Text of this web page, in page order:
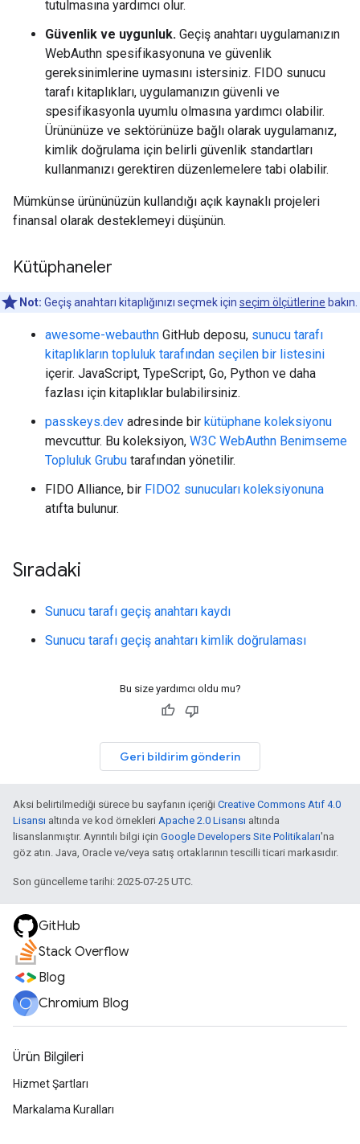
tutulmasına yardımcı olur.
Güvenlik ve uygunluk. Geçiş anahtarı uygulamanızın
WebAuthn spesifikasyonuna ve güvenlik
gereksinimlerine uymasını istersiniz. FIDO sunucu
tarafı kitaplıkları, uygulamanızın güvenli ve
spesifikasyonla uyumlu olmasına yardımcı olabilir.
Ürününüze ve sektörünüze bağlı olarak uygulamanız,
kimlik doğrulama için belirli güvenlik standartları
kullanmanızı gerektiren düzenlemelere tabi olabilir.
Mümkünse ürününüzün kullandığı açık kaynaklı projeleri
finansal olarak desteklemeyi düşünün.
Kütüphaneler
Not: Geçiş anahtarı kitaplığınızı seçmek için seçim ölçütlerine bakın.
awesome-webauthn GitHub deposu, sunucu tarafı
kitaplıkların topluluk tarafından seçilen bir listesini
içerir. JavaScript, TypeScript, Go, Python ve daha
fazlası için kitaplıklar bulabilirsiniz.
passkeys.dev adresinde bir kütüphane koleksiyonu
mevcuttur. Bu koleksiyon, W3C WebAuthn Benimseme
Topluluk Grubu tarafından yönetilir.
FIDO Alliance, bir FIDO2 sunucuları koleksiyonuna
atıfta bulunur.
Sıradaki
Sunucu tarafı geçiş anahtarı kaydı
Sunucu tarafı geçiş anahtarı kimlik doğrulaması
Bu size yardımcı oldu mu?
Geri bildirim gönderin
Aksi belirtilmediği sürece bu sayfanın içeriği Creative Commons Atıf 4.0
Lisansı altında ve kod örnekleri Apache 2.0 Lisansı altında
lisanslanmıştır. Ayrıntılı bilgi için Google Developers Site Politikaları'na
göz atın. Java, Oracle ve/veya satış ortaklarının tescilli ticari markasıdır.
Son güncelleme tarihi: 2025-07-25 UTC.
GitHub
Stack Overflow
Blog
Chromium Blog
Ürün Bilgileri
Hizmet Şartları
Markalama Kuralları